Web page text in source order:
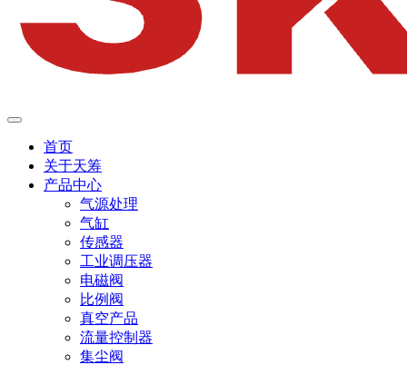
首页
关于天筹
产品中心
气源处理
气缸
传感器
工业调压器
电磁阀
比例阀
真空产品
流量控制器
集尘阀